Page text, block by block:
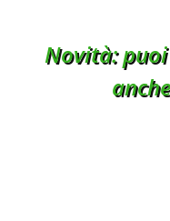
Novità: